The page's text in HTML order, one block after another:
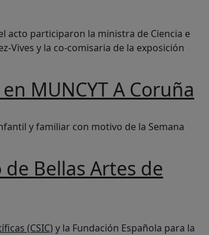
acto participaron la ministra de Ciencia e
Vives y la co-comisaria de la exposición
MUNCYT A Coruña
y familiar con motivo de la Semana
de Bellas Artes de
(CSIC) y la Fundación Española para la